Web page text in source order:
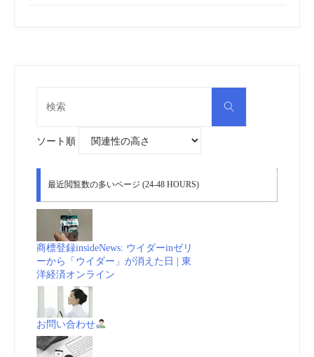
検
ソート順
最近閲覧数の多いページ (24-48 HOURS)
商標登録insideNews: ウイダーinゼリ
ーから「ウイダー」が消えた日 | 東
洋経済オンライン
お問い合わせ